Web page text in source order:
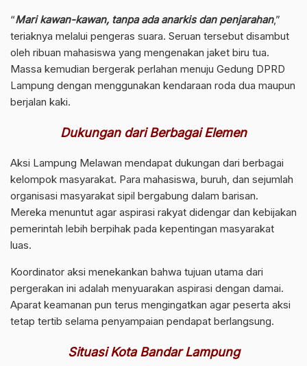
“Mari kawan-kawan, tanpa ada anarkis dan penjarahan,”
teriaknya melalui pengeras suara. Seruan tersebut disambut
oleh ribuan mahasiswa yang mengenakan jaket biru tua.
Massa kemudian bergerak perlahan menuju Gedung DPRD
Lampung dengan menggunakan kendaraan roda dua maupun
berjalan kaki.
Dukungan dari Berbagai Elemen
Aksi Lampung Melawan mendapat dukungan dari berbagai
kelompok masyarakat. Para mahasiswa, buruh, dan sejumlah
organisasi masyarakat sipil bergabung dalam barisan.
Mereka menuntut agar aspirasi rakyat didengar dan kebijakan
pemerintah lebih berpihak pada kepentingan masyarakat
luas.
Koordinator aksi menekankan bahwa tujuan utama dari
pergerakan ini adalah menyuarakan aspirasi dengan damai.
Aparat keamanan pun terus mengingatkan agar peserta aksi
tetap tertib selama penyampaian pendapat berlangsung.
Situasi Kota Bandar Lampung